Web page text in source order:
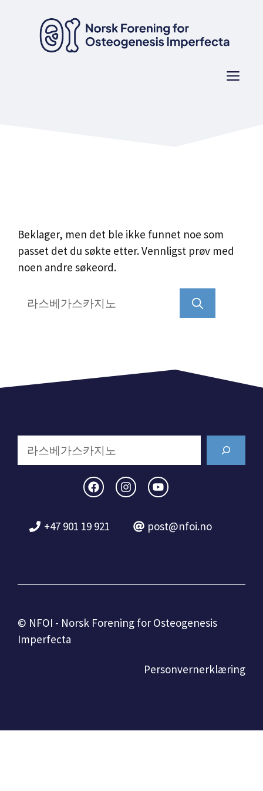
Beklager, men det ble ikke funnet noe som
passet det du søkte etter. Vennligst prøv med
noen andre søkeord.
Søk
etter:
Search
+47 901 19 921 post@nfoi.no
© NFOI - Norsk Forening for Osteogenesis
Imperfecta
Personvernerklæring